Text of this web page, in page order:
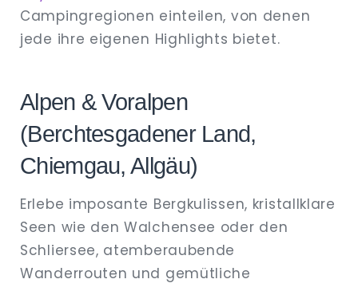
Campingregionen einteilen, von denen
jede ihre eigenen Highlights bietet.
Alpen & Voralpen
(Berchtesgadener Land,
Chiemgau, Allgäu)
Erlebe imposante Bergkulissen, kristallklare
Seen wie den Walchensee oder den
Schliersee, atemberaubende
Wanderrouten und gemütliche